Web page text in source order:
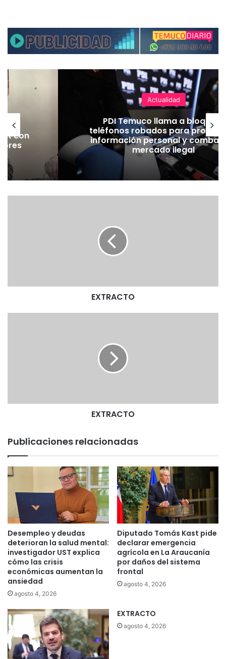
en
con
Actualidad
PDI Temuco llama a bloquear
teléfonos robados para
información personal y
mercado ilegal
EXTRACTO
EXTRACTO
Publicaciones relacionadas
Desempleo y deudas
deterioran la salud mental:
investigador UST explica
cómo las crisis
económicas aumentan la
ansiedad
agosto 4, 2026
Diputado Tomás Kast pide
declarar emergencia
agrícola en La Araucanía
por daños del sistema
frontal
agosto 4, 2026
EXTRACTO
agosto 4, 2026